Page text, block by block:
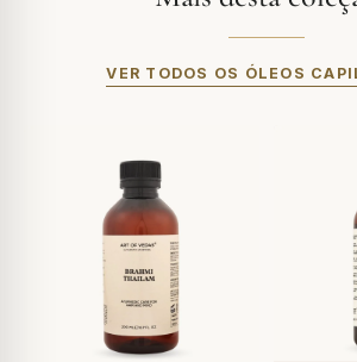
VER TODOS OS ÓLEOS